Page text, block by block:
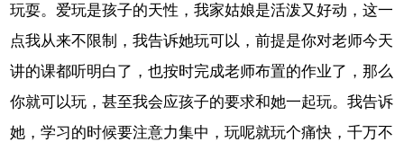
玩耍。爱玩是孩子的天性，我家姑娘是活泼又好动，这一
点我从来不限制，我告诉她玩可以，前提是你对老师今天
讲的课都听明白了，也按时完成老师布置的作业了，那么
你就可以玩，甚至我会应孩子的要求和她一起玩。我告诉
她，学习的时候要注意力集中，玩呢就玩个痛快，千万不